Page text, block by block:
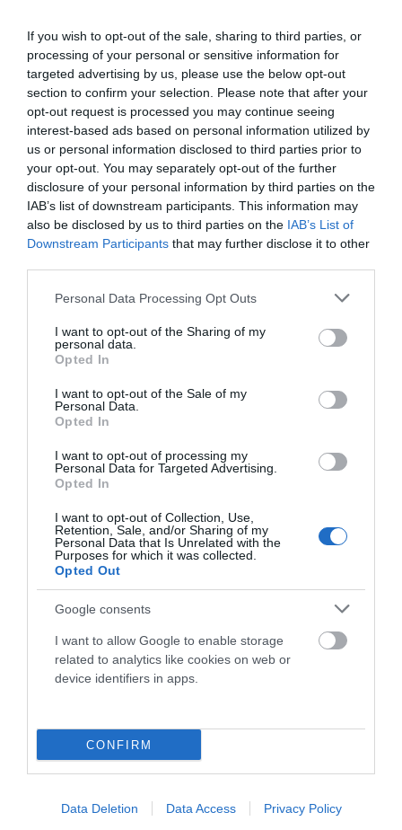
If you wish to opt-out of the sale, sharing to third parties, or
processing of your personal or sensitive information for
targeted advertising by us, please use the below opt-out
section to confirm your selection. Please note that after your
opt-out request is processed you may continue seeing
interest-based ads based on personal information utilized by
us or personal information disclosed to third parties prior to
your opt-out. You may separately opt-out of the further
disclosure of your personal information by third parties on the
IAB’s list of downstream participants. This information may
also be disclosed by us to third parties on the IAB’s List of
Downstream Participants that may further disclose it to other
Please note that this website/app uses one or more Google
not limited to your visit or usage behaviour. You may click to
grant or deny consent to Google and its third-party tags to
use your data for below specified purposes in below Google
consent section.
Personal Data Processing Opt Outs
I want to opt-out of the Sharing of my
personal data.
Opted In
I want to opt-out of the Sale of my
Personal Data.
Opted In
I want to opt-out of processing my
Personal Data for Targeted Advertising.
Opted In
I want to opt-out of Collection, Use,
Retention, Sale, and/or Sharing of my
Personal Data that Is Unrelated with the
Purposes for which it was collected.
Opted Out
Google consents
I want to allow Google to enable storage
related to analytics like cookies on web or
device identifiers in apps.
CONFIRM
Data Deletion Data Access Privacy Policy
TAMUSIA BIKE LOOP RACE 2026 ABRIÓ LA COPA
DE ESPAÑA GRAVEL 2026 EN TORREORGAZ
La Tamusia Bike Loop Race inauguró la Copa de España
Gravel 2026 en Torreorgaz con gran participación y
Leer Más
LA TAMUSIA BIKE LOOP RACE INAUGURA LA
COPA DE ESPAÑA DE GRAVEL 2026 EN
TORREORGAZ
La localidad de Torreorgaz (Cáceres) acogerá este
próximo sábado 28 de febrero la disputa de la Tamusia Bike
Loop...